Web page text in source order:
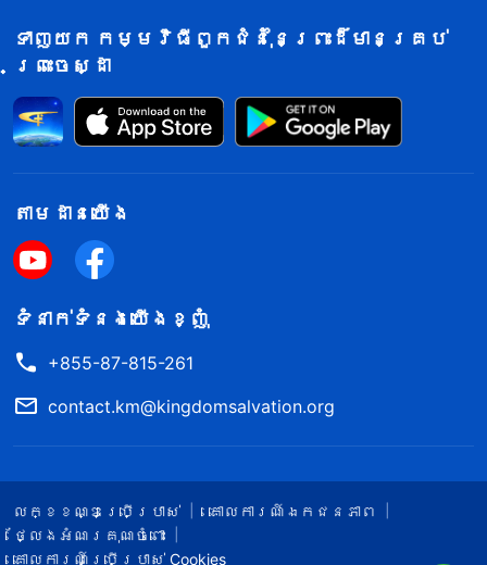
ទាញយក កម្មវិធីពួកជំនុំនៃព្រះដ៏មានគ្រប់
ព្រះចេស្ដា
តាម​ដាន​យើង​
ទំនាក់​ទំនង​យើង​ខ្ញុំ
+855-87-815-261
contact.km@kingdomsalvation.org
លក្ខខណ្ឌ​ប្រើប្រាស់​
គោលការណ៍ឯកជនភាព
ថ្លែងអំណរគុណចំពោះ
គោលការណ៍ប្រើប្រាស់ Cookies